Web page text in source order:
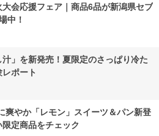
会応援フェア｜商品6品が新潟県セブ
中！
」を新発売！夏限定のさっぱり冷た
ポート
爽やか「レモン」スイーツ＆パン新登
定商品をチェック